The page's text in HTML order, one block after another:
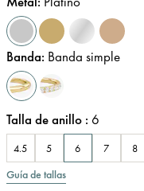
Banda: Banda simple
Talla de anillo : 6
4.5 5 6 7 8
Guía de tallas